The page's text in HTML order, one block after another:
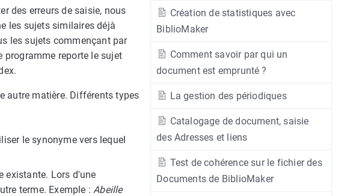
Création de statistiques avec
BiblioMaker
Comment savoir par qui un
document est emprunté ?
La gestion des périodiques
Catalogage de document, saisie
des Adresses et liens
Test de cohérence sur le fichier des
Documents de BiblioMaker
des erreurs de saisie, nous
les sujets similaires déjà
les sujets commençant par
programme reporte le sujet
autre matière. Différents types
le synonyme vers lequel
existante. Lors d'une
terme. Exemple :Abeille